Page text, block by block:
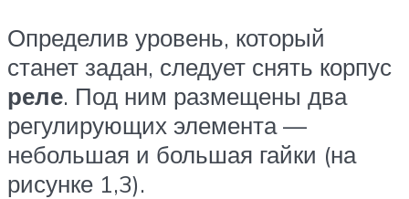
Определив уровень, который
станет задан, следует снять корпус
реле. Под ним размещены два
регулирующих элемента —
небольшая и большая гайки (на
рисунке 1,3).